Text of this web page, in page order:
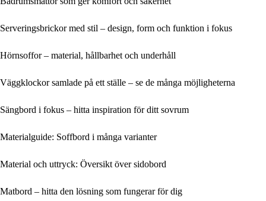
Serveringsbrickor med stil – design, form och funktion i fokus
Hörnsoffor – material, hållbarhet och underhåll
Väggklockor samlade på ett ställe – se de många möjligheterna
Sängbord i fokus – hitta inspiration för ditt sovrum
Materialguide: Soffbord i många varianter
Material och uttryck: Översikt över sidobord
Matbord – hitta den lösning som fungerar för dig